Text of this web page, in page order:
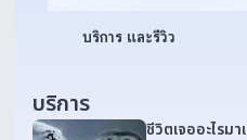
บริการ และรีวิว
บริการ
ชีวิตเจออะไรมา